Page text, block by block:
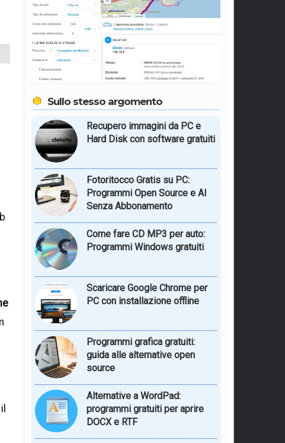
Sullo stesso argomento
Recupero immagini da PC e
Hard Disk con software gratuiti
Fotoritocco Gratis su PC:
Programmi Open Source e AI
Senza Abbonamento
Come fare CD MP3 per auto:
Programmi Windows gratuiti
Scaricare Google Chrome per
PC con installazione offline
Programmi grafica gratuiti:
guida alle alternative open
source
Alternative a WordPad:
programmi gratuiti per aprire
DOCX e RTF